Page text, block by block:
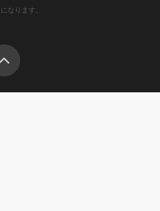
なります。